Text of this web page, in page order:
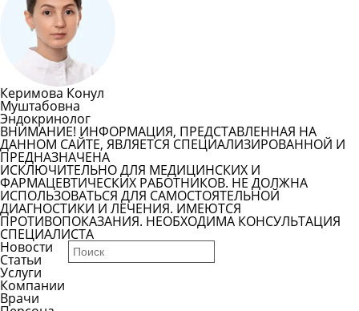
Керимова Конул
Муштабовна
Эндокринолог
ВНИМАНИЕ! ИНФОРМАЦИЯ, ПРЕДСТАВЛЕННАЯ НА
ДАННОМ САЙТЕ, ЯВЛЯЕТСЯ СПЕЦИАЛИЗИРОВАННОЙ И
ПРЕДНАЗНАЧЕНА
ИСКЛЮЧИТЕЛЬНО ДЛЯ МЕДИЦИНСКИХ И
ФАРМАЦЕВТИЧЕСКИХ РАБОТНИКОВ. НЕ ДОЛЖНА
ИСПОЛЬЗОВАТЬСЯ ДЛЯ САМОСТОЯТЕЛЬНОЙ
ДИАГНОСТИКИ И ЛЕЧЕНИЯ. ИМЕЮТСЯ
ПРОТИВОПОКАЗАНИЯ. НЕОБХОДИМА КОНСУЛЬТАЦИЯ
СПЕЦИАЛИСТА
Новости
Статьи
Услуги
Компании
Врачи